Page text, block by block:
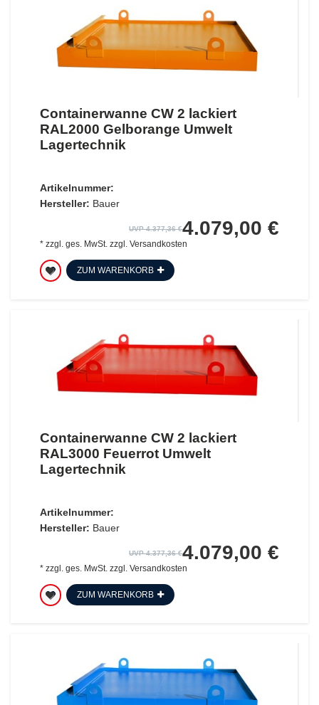
Containerwanne CW 2 lackiert
RAL2000 Gelborange Umwelt
Lagertechnik
Artikelnummer:
Hersteller: Bauer
UVP 4.377,36 €4.079,00 €
* zzgl. ges. MwSt.zzgl. Versandkosten
ZUM WARENKORB
Containerwanne CW 2 lackiert
RAL3000 Feuerrot Umwelt
Lagertechnik
Artikelnummer:
Hersteller: Bauer
UVP 4.377,36 €4.079,00 €
* zzgl. ges. MwSt. zzgl. Versandkosten
ZUM WARENKORB